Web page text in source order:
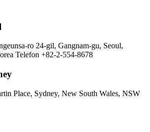
ro 24-gil, Gangnam-gu, Seoul,
Telefon +82-2-554-8678
Place, Sydney, New South Wales, NSW